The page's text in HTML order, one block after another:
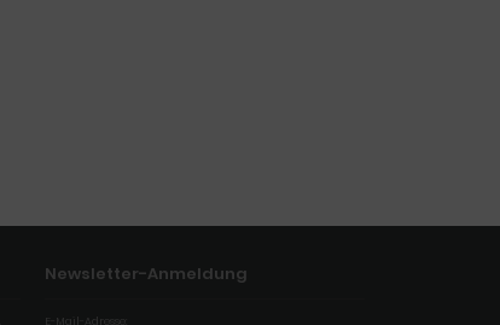
Newsletter-Anmeldung
E-Mail-Adresse: